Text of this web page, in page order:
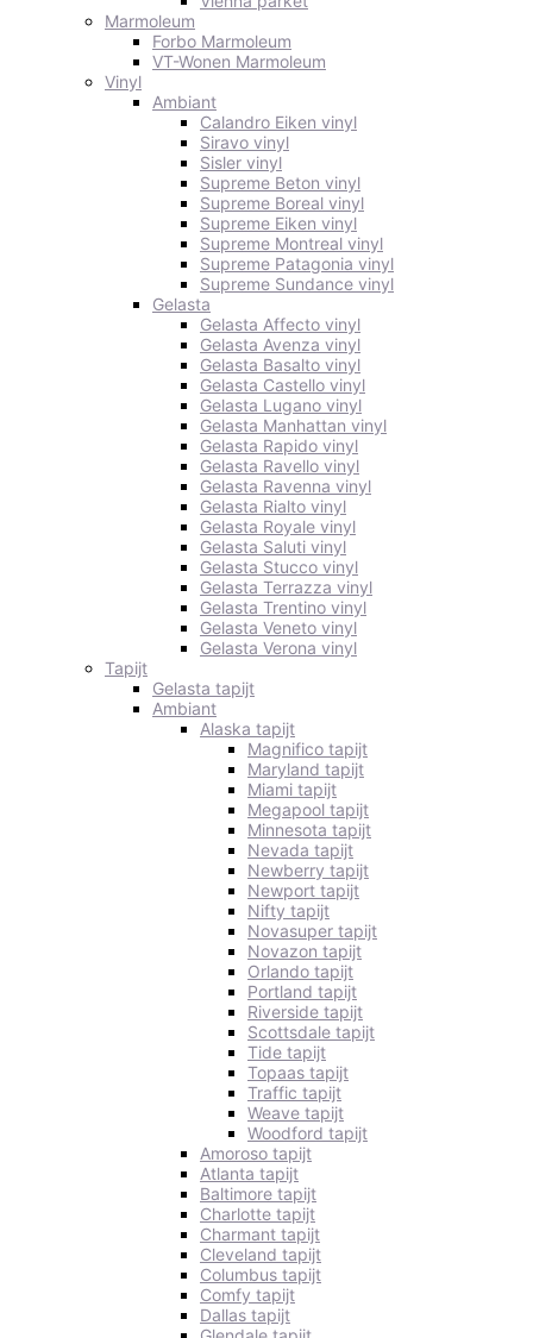
Marmoleum
Forbo Marmoleum
VT-Wonen Marmoleum
Vinyl
Ambiant
Calandro Eiken vinyl
Siravo vinyl
Sisler vinyl
Supreme Beton vinyl
Supreme Boreal vinyl
Supreme Eiken vinyl
Supreme Montreal vinyl
Supreme Patagonia vinyl
Supreme Sundance vinyl
Gelasta
Gelasta Affecto vinyl
Gelasta Avenza vinyl
Gelasta Basalto vinyl
Gelasta Castello vinyl
Gelasta Lugano vinyl
Gelasta Manhattan vinyl
Gelasta Rapido vinyl
Gelasta Ravello vinyl
Gelasta Ravenna vinyl
Gelasta Rialto vinyl
Gelasta Royale vinyl
Gelasta Saluti vinyl
Gelasta Stucco vinyl
Gelasta Terrazza vinyl
Gelasta Trentino vinyl
Gelasta Veneto vinyl
Gelasta Verona vinyl
Tapijt
Gelasta tapijt
Ambiant
Alaska tapijt
Magnifico tapijt
Maryland tapijt
Miami tapijt
Megapool tapijt
Minnesota tapijt
Nevada tapijt
Newberry tapijt
Newport tapijt
Nifty tapijt
Novasuper tapijt
Novazon tapijt
Orlando tapijt
Portland tapijt
Riverside tapijt
Scottsdale tapijt
Tide tapijt
Topaas tapijt
Traffic tapijt
Weave tapijt
Woodford tapijt
Amoroso tapijt
Atlanta tapijt
Baltimore tapijt
Charlotte tapijt
Charmant tapijt
Cleveland tapijt
Columbus tapijt
Comfy tapijt
Dallas tapijt